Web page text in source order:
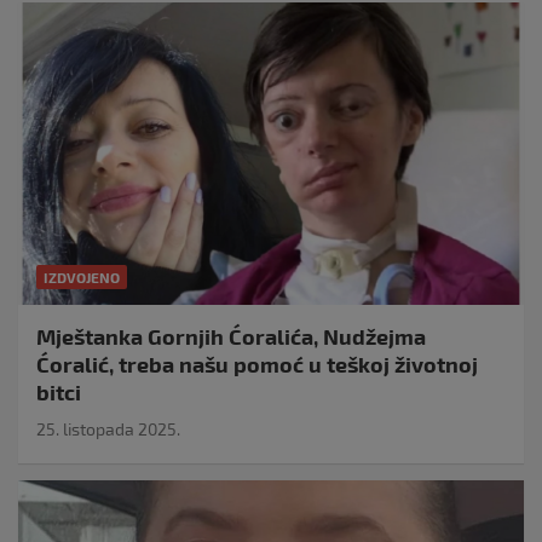
IZDVOJENO
Mještanka Gornjih Ćoralića, Nudžejma
Ćoralić, treba našu pomoć u teškoj životnoj
bitci
25. listopada 2025.